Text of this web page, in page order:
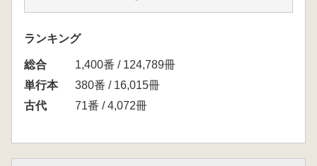
の最新成果を踏まえて明らかにし、ヤマト王権
の展開と律令制国家における渡来系移住民の位
置づけと歴史的意義を考える。
ランキング
総合
1,400番 / 124,789冊
単行本
380番 / 16,015冊
古代
71番 / 4,072冊